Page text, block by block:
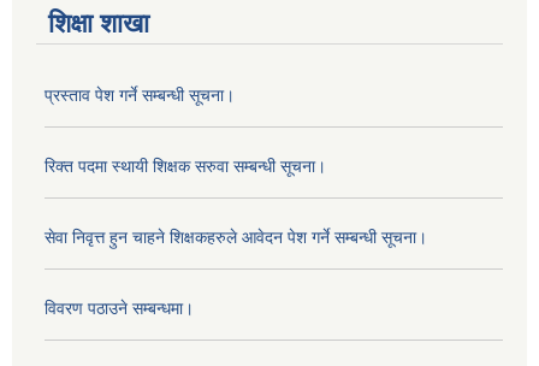
शिक्षा शाखा
प्रस्ताव पेश गर्ने सम्बन्धी सूचना।
रिक्त पदमा स्थायी शिक्षक सरुवा सम्बन्धी सूचना।
सेवा निवृत्त हुन चाहने शिक्षकहरुले आवेदन पेश गर्ने सम्बन्धी सूचना।
विवरण पठाउने सम्बन्धमा।